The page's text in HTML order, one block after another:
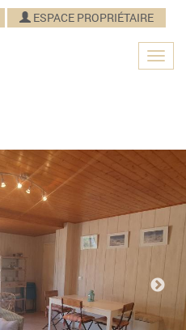
ESPACE PROPRIÉTAIRE